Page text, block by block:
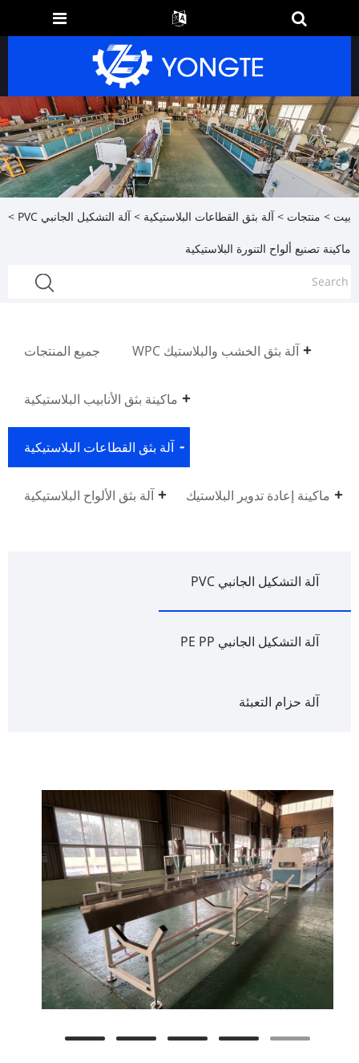
بيت > منتجات > آلة بثق القطاعات البلاستيكية > آلة التشكيل الجانبي PVC >
ماكينة تصنيع ألواح التنورة البلاستيكية
جميع المنتجات آلة بثق الخشب والبلاستيك WPC
ماكينة بثق الأنابيب البلاستيكية
آلة بثق القطاعات البلاستيكية
آلة بثق الألواح البلاستيكية ماكينة إعادة تدوير البلاستيك
آلة التشكيل الجانبي PVC
آلة التشكيل الجانبي PE PP
آلة حزام التعبئة